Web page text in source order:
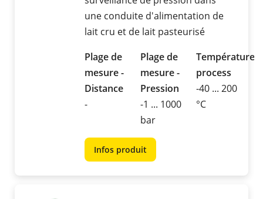
une conduite d'alimentation de
lait cru et de lait pasteurisé
Plage de
mesure -
Distance
-
Plage de
mesure -
Pression
-1 ... 1000
bar
Température
process
-40 ... 200
°C
Infos produit